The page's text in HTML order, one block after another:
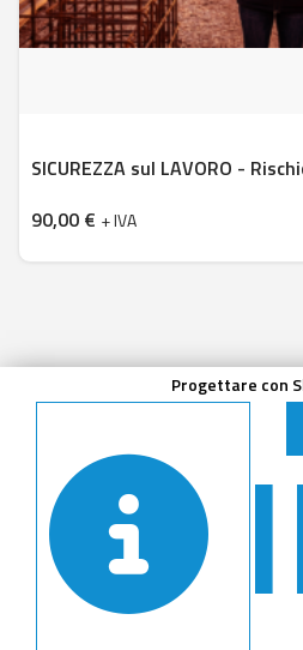
SICUREZZA sul LAVORO -
90,00 € + IVA
Progettare con